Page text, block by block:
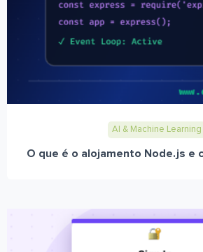
AI & Machine Learning
O que é o alojamento Node.js e